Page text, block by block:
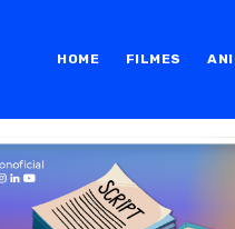
HOME FILMES